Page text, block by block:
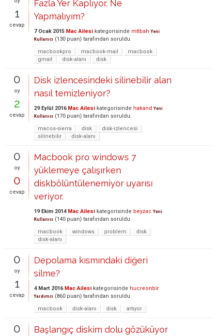
1
cevap
Fazla Yer Kaplıyor. Ne
Yapmalıyım?
7 Ocak 2015 Mac Ailesi kategorisinde mtlbah Yeni
Kullanıcı (130 puan) tarafından soruldu
macbookpro
macbook-mail
macbook
gmail
disk-alanı disk
0
oy
2
cevap
Disk izlencesindeki silinebilir alan
nasıl temizleniyor?
29 Eylül 2016 Mac Ailesi kategorisinde hakand Yeni
Kullanıcı (170 puan) tarafından soruldu
macos-sierra
disk
disk-izlencesi
silinebilir
disk-alanı
0
oy
0
cevap
Macbook pro windows 7
yüklemeye çalışırken
diskbölüntülenemiyor uyarısı
veriyor.
19 Ekim 2014 Mac Ailesi kategorisinde beyzac Yeni
Kullanıcı (140 puan) tarafından soruldu
macbook
windows problem
disk
disk-alanı
0
oy
1
cevap
Depolama kısmındaki diğeri
silme?
4 Mart 2016 Mac Ailesi kategorisinde hucreonbir
Yardımcı (860 puan) tarafından soruldu
macbook
disk-alanı disk artıyor
0 Başlangıç diskim dolu gözüküyor